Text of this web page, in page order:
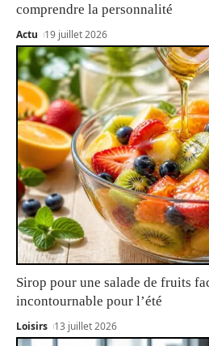
comprendre la personnalité
Actu 19 juillet 2026
Sirop pour une salade de fruits
incontournable pour l’été
Loisirs 13 juillet 2026